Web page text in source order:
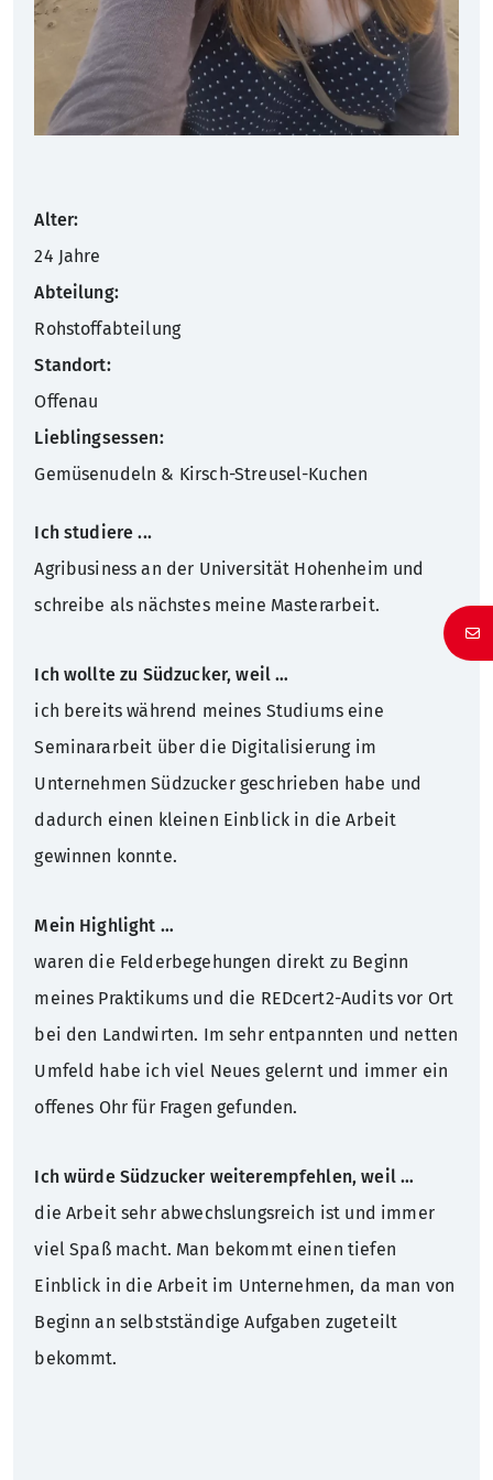
Alter:
24 Jahre
Abteilung:
Rohstoffabteilung
Standort:
Offenau
Lieblingsessen:
Gemüsenudeln & Kirsch-Streusel-Kuchen
Ich studiere ...
Agribusiness an der Universität Hohenheim und
schreibe als nächstes meine Masterarbeit.
Ich wollte zu Südzucker, weil …
ich bereits während meines Studiums eine
Seminararbeit über die Digitalisierung im
Unternehmen Südzucker geschrieben habe und
dadurch einen kleinen Einblick in die Arbeit
gewinnen konnte.
Mein Highlight …
waren die Felderbegehungen direkt zu Beginn
meines Praktikums und die REDcert2-Audits vor Ort
bei den Landwirten. Im sehr entpannten und netten
Umfeld habe ich viel Neues gelernt und immer ein
offenes Ohr für Fragen gefunden.
Ich würde Südzucker weiterempfehlen, weil …
die Arbeit sehr abwechslungsreich ist und immer
viel Spaß macht. Man bekommt einen tiefen
Einblick in die Arbeit im Unternehmen, da man von
Beginn an selbstständige Aufgaben zugeteilt
bekommt.